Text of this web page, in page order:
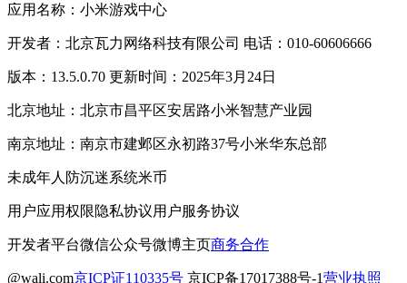
应用名称：小米游戏中心
开发者：北京瓦力网络科技有限公司 电话：010-60606666
版本：13.5.0.70 更新时间：2025年3月24日
北京地址：北京市昌平区安居路小米智慧产业园
南京地址：南京市建邺区永初路37号小米华东总部
未成年人防沉迷系统米币
用户应用权限隐私协议用户服务协议
开发者平台微信公众号微博主页商务合作
@wali.com京ICP证110335号 京ICP备17017388号-1营业执照